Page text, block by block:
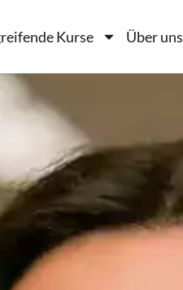
Kurse Über uns